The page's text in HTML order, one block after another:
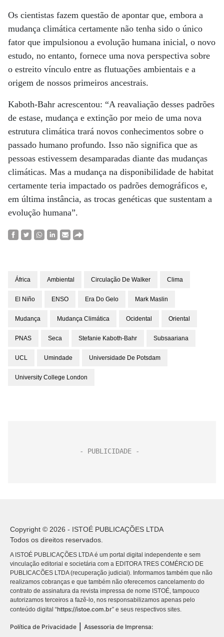
Os cientistas fazem questão de apontar que, embora a
mudança climática certamente não tenha sido o único
fator que impulsionou a evolução humana inicial, o novo
estudo, no entanto, fornece uma nova perspectiva sobre
o estreito vínculo entre as flutuações ambientais e a
origem de nossos primeiros ancestrais.
Kaboth-Bahr acrescentou: “A reavaliação desses padrões
de estase, mudança e extinção por meio de uma nova
estrutura climática trará novos conhecimentos sobre o
passado humano profundo. Isso não significa que as
pessoas estivessem desamparadas diante das mudanças
climáticas. Mas a mudança na disponibilidade de habitat
certamente teria impactado os padrões demográficos e,
em última instância, as trocas genéticas que sustentam a
evolução humana”.
África Ambiental Circulação De Walker Clima
El Niño ENSO Era Do Gelo Mark Maslin
Mudança Mudança Climática Ocidental Oriental
PNAS Seca Stefanie Kaboth-Bahr Subsaariana
UCL Umindade Universidade De Potsdam
University College London
Copyright © 2026 - ISTOÉ PUBLICAÇÕES LTDA
Todos os direitos reservados.
A ISTOÉ PUBLICAÇÕES LTDA é um portal digital independente e sem
vinculação editorial e societária com a EDITORA TRES COMÉRCIO DE
PUBLICACÕES LTDA (recuperação judicial). Informamos também que não
realizamos cobranças e que também não oferecemos cancelamento do
contrato de assinatura da revista impressa de nome ISTOÉ, tampouco
autorizamos terceiros a fazê-lo, nos responsabilizamos apenas pelo
conteúdo digital “https://istoe.com.br” e seus respectivos sites.
Política de Privacidade
Assessoria de Imprensa: